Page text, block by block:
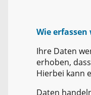
Wie
Ihre Daten
erhoben,
Hierbei kann
Daten